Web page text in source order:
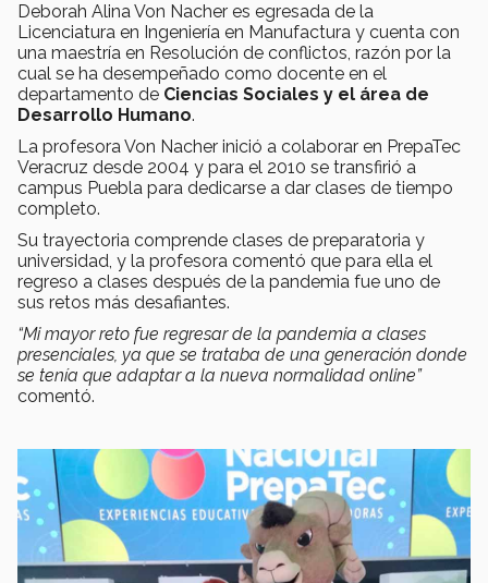
Deborah Alina Von Nacher es egresada de la
Licenciatura en Ingeniería en Manufactura y cuenta con
una maestría en Resolución de conflictos, razón por la
cual se ha desempeñado como docente en el
departamento de Ciencias Sociales y el área de
Desarrollo Humano.
La profesora Von Nacher inició a colaborar en PrepaTec
Veracruz desde 2004 y para el 2010 se transfirió a
campus Puebla para dedicarse a dar clases de tiempo
completo.
Su trayectoria comprende clases de preparatoria y
universidad, y la profesora comentó que para ella el
regreso a clases después de la pandemia fue uno de
sus retos más desafiantes.
“Mi mayor reto fue regresar de la pandemia a clases
presenciales, ya que se trataba de una generación donde
se tenía que adaptar a la nueva normalidad online”
comentó.